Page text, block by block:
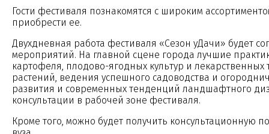
Гости фестиваля познакомятся с широким
приобрести ее.
Двухдневная работа фестиваля «Сезон уДачи» будет
мероприятий. На главной сцене города лучшие
картофеля, плодово-ягодных культур и лекарственных
растений, ведения успешного садоводства и
развития и современных тенденций ландшафтного
консультации в рабочей зоне фестиваля.
Кроме того, можно будет получить консультационную